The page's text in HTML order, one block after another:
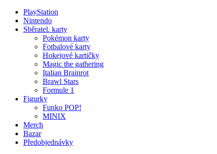
PlayStation
Nintendo
Sběratel. karty
Pokémon karty
Fotbalové karty
Hokejové kartičky
Magic the gathering
Italian Brainrot
Brawl Stars
Formule 1
Figurky
Funko POP!
MINIX
Merch
Bazar
Předobjednávky